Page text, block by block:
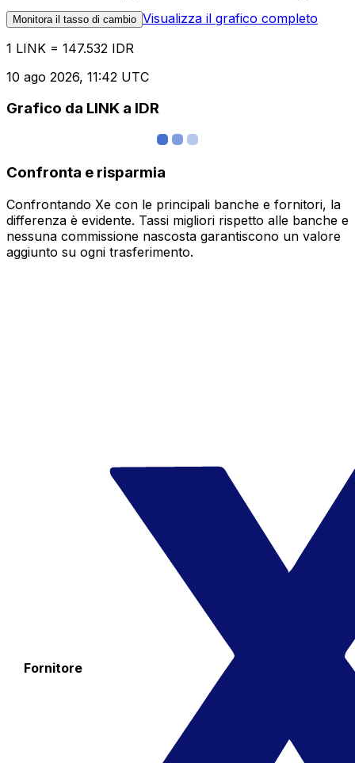
Monitora il tasso di cambio Visualizza il grafico completo
1 LINK = 147.532 IDR
10 ago 2026, 11:42 UTC
Grafico da LINK a IDR
Confronta e risparmia
Confrontando Xe con le principali banche e fornitori, la
differenza è evidente. Tassi migliori rispetto alle banche e
nessuna commissione nascosta garantiscono un valore
aggiunto su ogni trasferimento.
Fornitore